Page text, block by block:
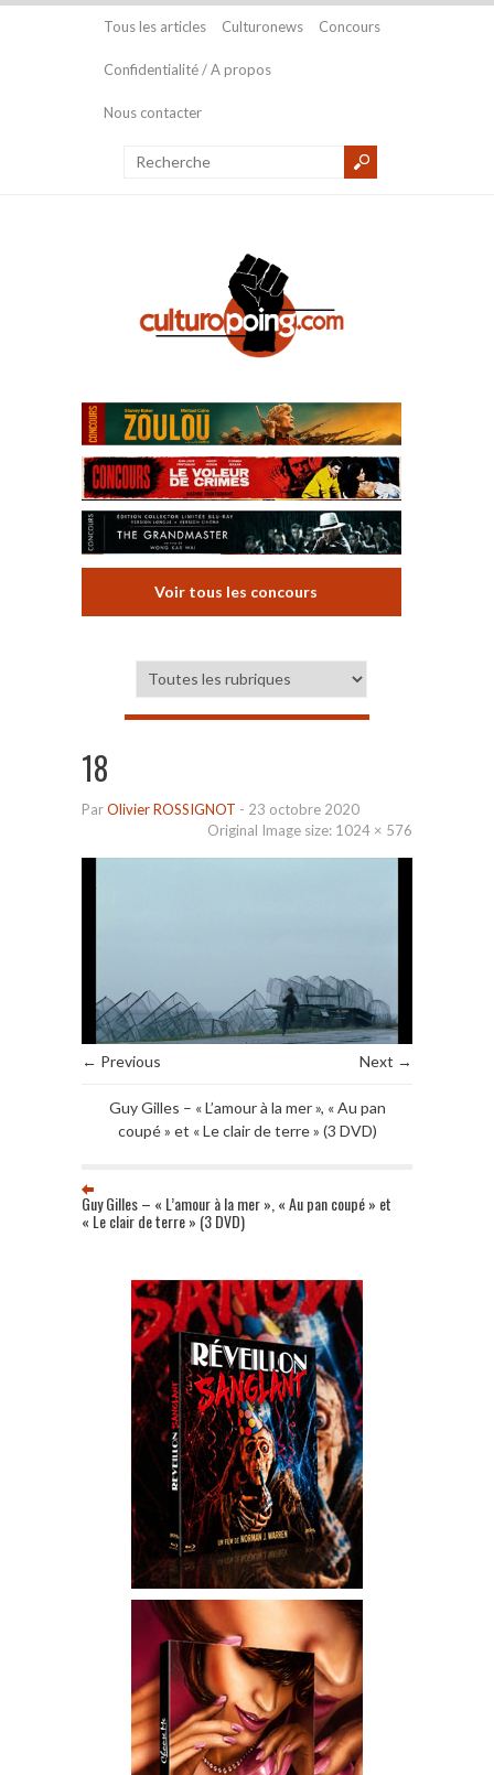
Tous les articles Culturonews Concours
Confidentialité / A propos
Nous contacter
Voir tous les concours
18
ParOlivier ROSSIGNOT - 23 octobre 2020
Original Image size: 1024 × 576
← Previous Next →
Guy Gilles – « L’amour à la mer », « Au pan
coupé » et « Le clair de terre » (3 DVD)
Guy Gilles – « L’amour à la mer », « Au pan coupé » et
« Le clair de terre » (3 DVD)